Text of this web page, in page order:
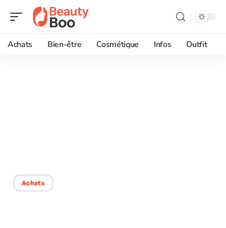
Achats Bien-être Cosmétique Infos Outfit
Achats